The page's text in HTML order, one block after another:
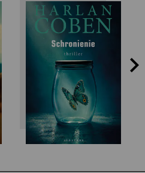
Harlan Coben